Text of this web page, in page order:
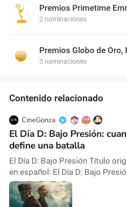
Mescal, sobre el deseo, el amor, el
desesperación.
Premios Primetime
2 nominaciones
Premios Globo de Oro,
3 nominaciones
Contenido relacionado
CineGonza
El Día D: Bajo Presión:
define una batalla
El Día D: Bajo Presión Título
en español: El Día D: Bajo
100 min. País: Gran Bretaña,
Director: Anthony Maras